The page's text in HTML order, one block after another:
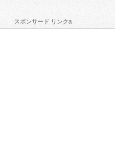
スポンサード リンクa